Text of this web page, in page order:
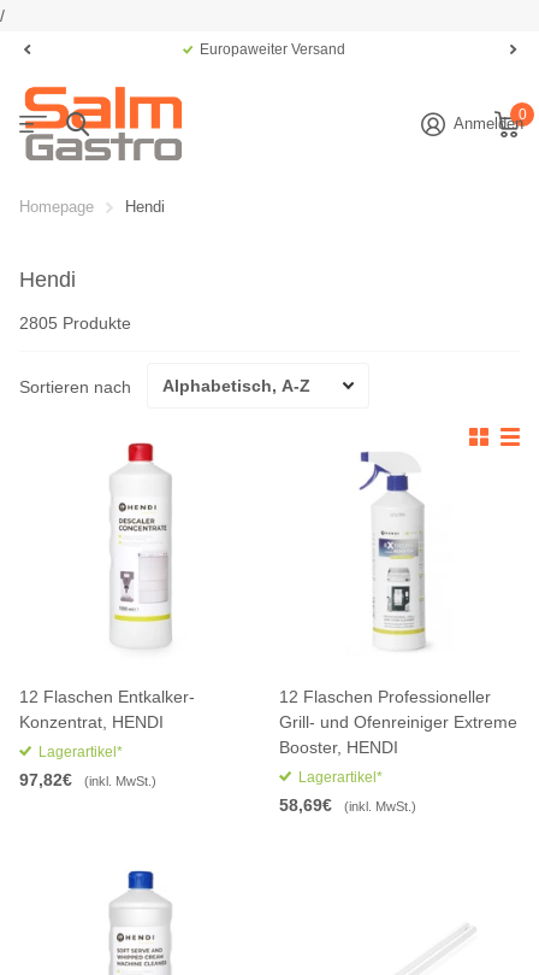
/
Europaweiter Versand
Anmelden0
Homepage Hendi
Hendi
2805 Produkte
Sortieren nach
12 Flaschen Entkalker-
Konzentrat, HENDI
Lagerartikel*
97,82€ (inkl. MwSt.)
12 Flaschen Professioneller
Grill- und Ofenreiniger Extreme
Booster, HENDI
Lagerartikel*
58,69€ (inkl. MwSt.)